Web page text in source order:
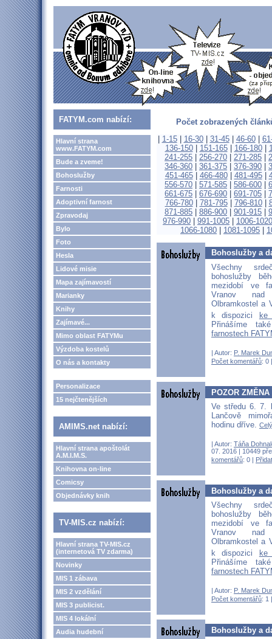
FATYM.com nabízí:
Hlavní strana
www.FATYM.com
Bude a zveme!
Bohoslužby
Farnosti
Adoptivní farnost
Zpravodaj
Bylo
Foto
Hesla
Lidové misie
Mapa zajímavostí
Marianky
Knihy
Zajímavé...
Mimo oblast FATYMu
Výzdoba kostelů
O nás a kontakty
Personalizace
15 nejčtenějších
AMIMS.net nabízí:
Hlavní strana apoštolát
A.M.I.M.S.
Knihovna on-line
Comicsy
Objednávky knih
TV-MIS.cz nabízí:
Hlavní strana TV-MIS.cz
(internetová TV zdarma)
Novinky
MIS 1 zábava
MIS 2 vzdělání
MIS 3 publicist.
MIS 4 lokální
Audia hudební
Počet zobrazených
1-15| 16-30| 31-45| 46-60|
136-150| 151-165| 166-180|
241-255
256-270 271-285
346-360
361-375 376-390
451-465| 466-480| 481-495|
556-570
571-585 586-600
661-675
676-690 691-705
766-780| 781-795| 796-810|
871-885
886-900 901-915
976-990
991-1005
1006-1020
1066-1080
1081-1095
Bohoslužby a
Všechny
bohoslužby
mezidobí ve
Vranov
Olbramkostel a
k dispozici
Přinášíme
farnostech
| Autor: P. Marek
Počet komentářů: 0
POZOR
Ve středu 6. 7.
Lančově
hodinu dříve.
| Autor: Táňa
07. 2016 | 10449
komentářů: 0 |
Bohoslužby a
Všechny
bohoslužby
mezidobí ve
Vranov
Olbramkostel a
k dispozici
Přinášíme
farnostech
| Autor: P. Marek
Počet komentářů: 1
Bohoslužby a